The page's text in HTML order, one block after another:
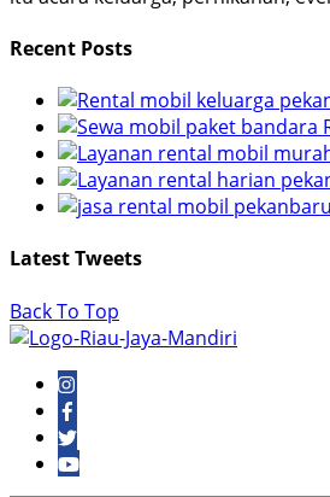
Recent Posts
Latest Tweets
Back To Top